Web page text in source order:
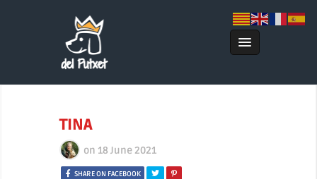
TINA
on 18 June 2021
SHARE ON FACEBOOK